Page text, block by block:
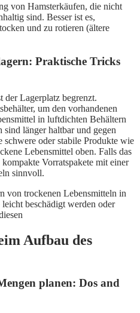
von Hamsterkäufen, die nicht
sind. Besser ist es,
und zu rotieren (ältere
Praktische Tricks
der Lagerplatz begrenzt.
um den vorhandenen
in luftdichten Behältern
länger haltbar und gegen
schwere oder stabile Produkte wie
Lebensmittel oben. Falls das
Vorratspakete mit einer
sinnvoll.
von trockenen Lebensmitteln in
beschädigt werden oder
Aufbau des
planen: Dos and